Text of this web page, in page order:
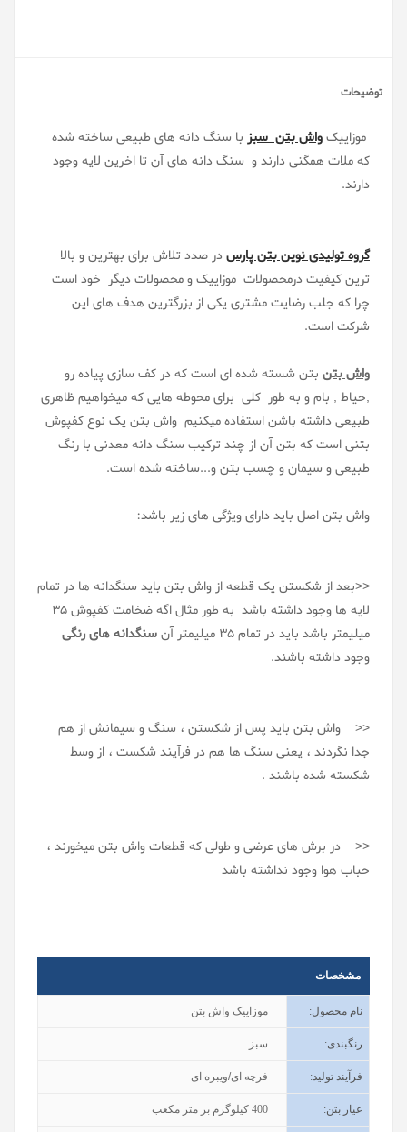
توضیحات
موزاییکواش بتن سبز با سنگ دانه های طبیعی ساخته شده
که ملات همگنی دارند و سنگ دانه های آن تا اخرین لایه وجود
دارند.
گروه تولیدی نوین بتن پارس در صدد تلاش برای بهترین و بالا
ترین کیفیت درمحصولات موزاییک و محصولات دیگر خود است
چرا که جلب رضایت مشتری یکی از بزرگترین هدف های این
شرکت است.
واش بتن بتن شسته شده ای است که در کف سازی پیاده رو
,حیاط , بام و به طور کلی برای محوطه هایی که میخواهیم ظاهری
طبیعی داشته باشن استفاده میکنیم واش بتن یک نوع کفپوش
بتنی است که بتن آن از چند ترکیب سنگ دانه معدنی با رنگ
طبیعی و سیمان و چسب بتن و...ساخته شده است.
واش بتن اصل باید دارای ویژگی های زیر باشد:
<<بعد از شکستن یک قطعه از واش بتن باید سنگدانه ها در تمام
لایه ها وجود داشته باشد به طور مثال اگه ضخامت کفپوش 35
میلیمتر باشد باید در تمام 35 میلیمتر آن
سنگدانه های رنگی
وجود داشته باشند.
<< واش بتن باید پس از شکستن ، سنگ و سیمانش از هم
جدا نگردند ، یعنی سنگ ها هم در فرآیند شکست ، از وسط
شکسته شده باشند .
<< در برش های عرضی و طولی که قطعات واش بتن میخورند ،
حباب هوا وجود نداشته باشد
مشخصات
نام محصول: موزاییک واش بتن
رنگبندی: سبز
فرآیند تولید: فرچه ای/ویبره ای
عیار بتن:
400 کیلوگرم بر متر مکعب